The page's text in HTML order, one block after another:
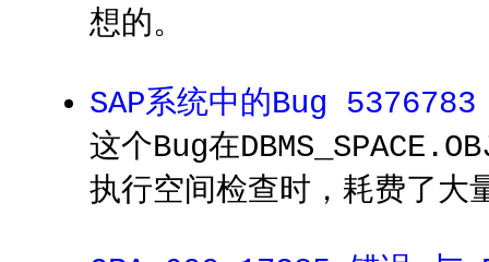
想的。
SAP系统中的Bug
这个Bug在
执行空间检查时，耗费了大